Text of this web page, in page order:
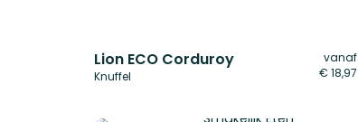
Lion ECO Corduroy
Knuffel
vanaf
€ 18,97